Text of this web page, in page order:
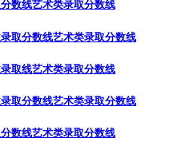
取分数线艺术类录取分数线
取线艺术类录取分数线
取分数线艺术类录取分数线
数线艺术类录取分数线